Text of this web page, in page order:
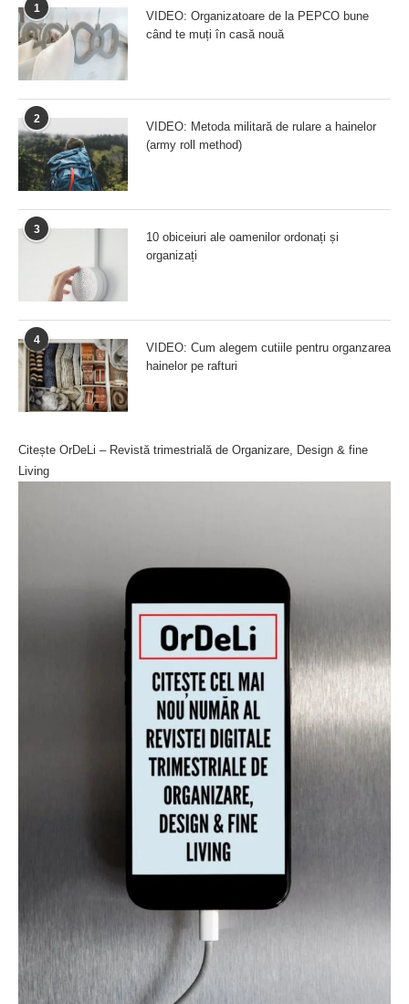
1
VIDEO: Organizatoare de la PEPCO bune
când te muți în casă nouă
2
VIDEO: Metoda militară de rulare a hainelor
(army roll method)
3
10 obiceiuri ale oamenilor ordonați și
organizați
4
VIDEO: Cum alegem cutiile pentru organzarea
hainelor pe rafturi
Citește OrDeLi – Revistă trimestrială de Organizare, Design & fine
Living